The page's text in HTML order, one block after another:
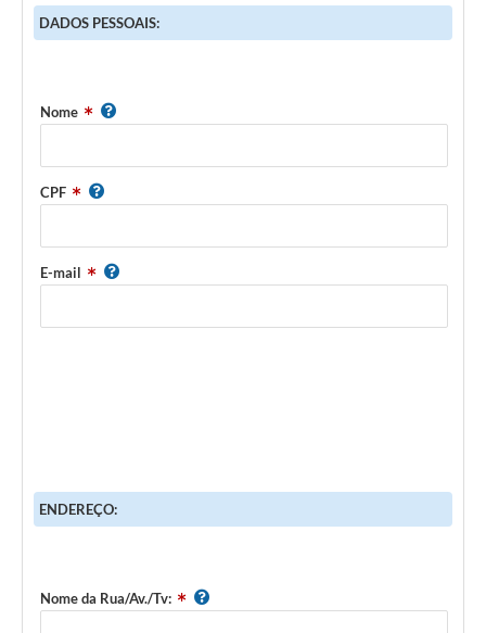
DADOS PESSOAIS:
Nome
CPF
E-mail
ENDEREÇO:
Nome da Rua/Av./Tv: